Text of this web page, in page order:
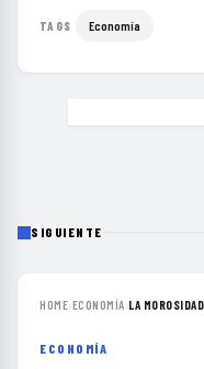
TAGS Economía
SIGUIENTE
HOME›ECONOMÍA›LA
ECONOMÍA